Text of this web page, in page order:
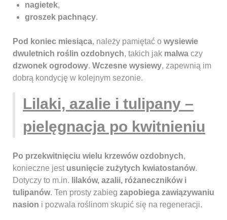
nagietek,
groszek pachnący.
Pod koniec miesiąca, należy pamiętać o wysiewie
dwuletnich roślin ozdobnych, takich jak malwa czy
dzwonek ogrodowy. Wczesne wysiewy, zapewnią im
dobrą kondycję w kolejnym sezonie.
Lilaki, azalie i tulipany –
pielęgnacja po kwitnieniu
Po przekwitnięciu wielu krzewów ozdobnych,
konieczne jest usunięcie zużytych kwiatostanów.
Dotyczy to m.in. lilaków, azalii, różaneczników i
tulipanów. Ten prosty zabieg zapobiega zawiązywaniu
nasion i pozwala roślinom skupić się na regeneracji.